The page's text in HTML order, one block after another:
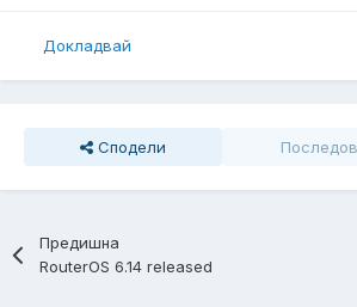
Докладвай
Сподели
Предишна
RouterOS 6.14 released